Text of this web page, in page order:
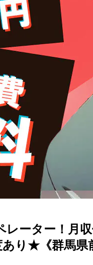
レーター！月
り★《群馬県